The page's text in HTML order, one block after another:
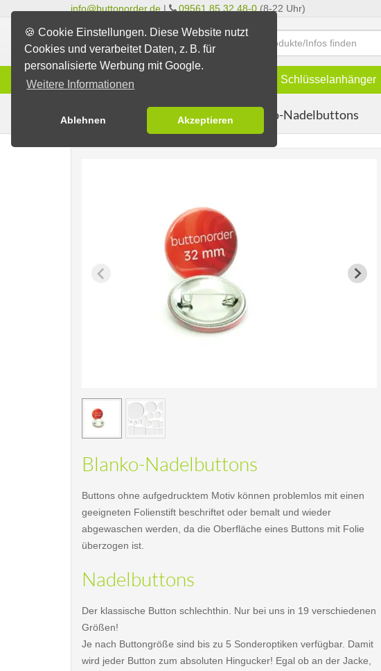
🍪 Cookie Einstellungen. Diese Website nutzt
Cookies und verarbeitet Daten, z. B. für
personalisierte Werbung mit Google.
Weitere Informationen
Ablehnen Akzeptieren
info@buttonorder.de | 09561 85 32 48-0 (8-22 Uhr)
Infos Schlüsselanhänger
Fertig-Sortiment Blanko-Buttons Blanko-Nadelbuttons
< /picture>
Blanko-Nadelbuttons
Buttons ohne aufgedrucktem Motiv können problemlos mit einen
geeigneten Folienstift beschriftet oder bemalt und wieder
abgewaschen werden, da die Oberfläche eines Buttons mit Folie
überzogen ist.
Nadelbuttons
Der klassische Button schlechthin. Nur bei uns in 19 verschiedenen
Größen!
Je nach Buttongröße sind bis zu 5 Sonderoptiken verfügbar. Damit
wird jeder Button zum absoluten Hingucker! Egal ob an der Jacke,